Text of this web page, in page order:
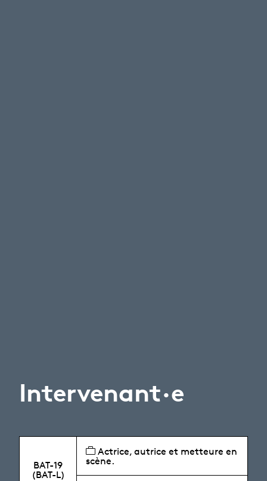
Intervenant·e
BAT-19
(BAT-L)
Actrice, autrice et metteure en
scène.